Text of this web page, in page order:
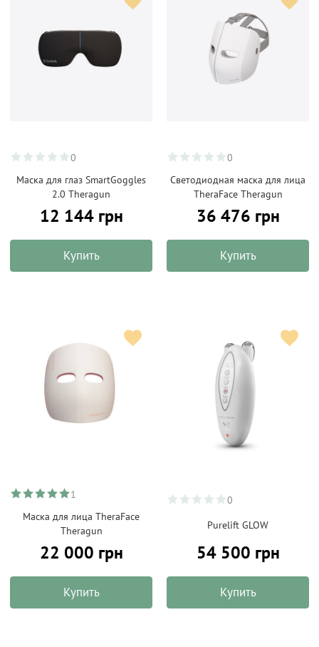
0
Маска для глаз SmartGoggles
2.0 Theragun
12 144 грн
Купить
0
Светодиодная маска для лица
TheraFace Theragun
36 476 грн
Купить
1
Маска для лица TheraFace
Theragun
22 000 грн
Купить
0
Purelift GLOW
54 500 грн
Купить